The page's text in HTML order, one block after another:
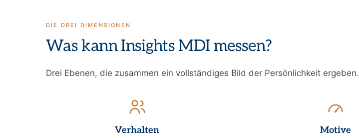
DIE DREI DIMENSIONEN
Was kann Insights MDI messen?
Drei Ebenen, die zusammen ein vollständiges Bild der Persönlichkeit ergeben.
Verhalten Motive